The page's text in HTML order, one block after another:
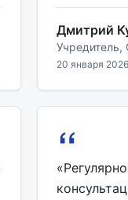
Дмитрий
20 января 2026